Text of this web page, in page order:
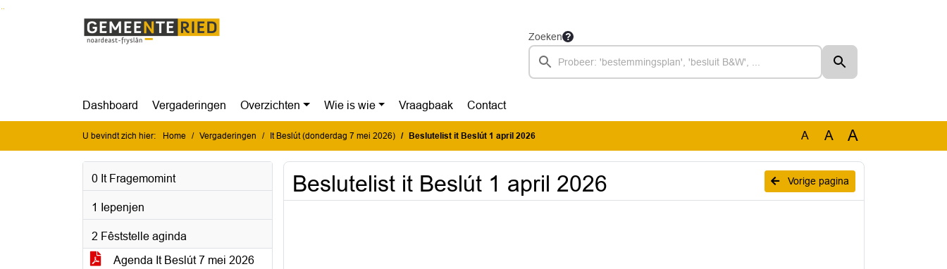
Ga naar de inhoud van deze pagina
Ga naar het zoeken
Ga naar het menu
Zoeken
Dashboard Vergaderingen Overzichten Wie is wie Vraagbaak Contact
U bevindt zich hier: Home Vergaderingen It Beslút (donderdag 7 mei 2026) Beslutelist it Beslút 1 april 2026 A A A
0 It Fragemomint
1 Iepenjen
2 Fêststelle aginda
Agenda It Beslút 7 mei 2026
Vorige pagina
Beslutelist it Beslút 1 april 2026